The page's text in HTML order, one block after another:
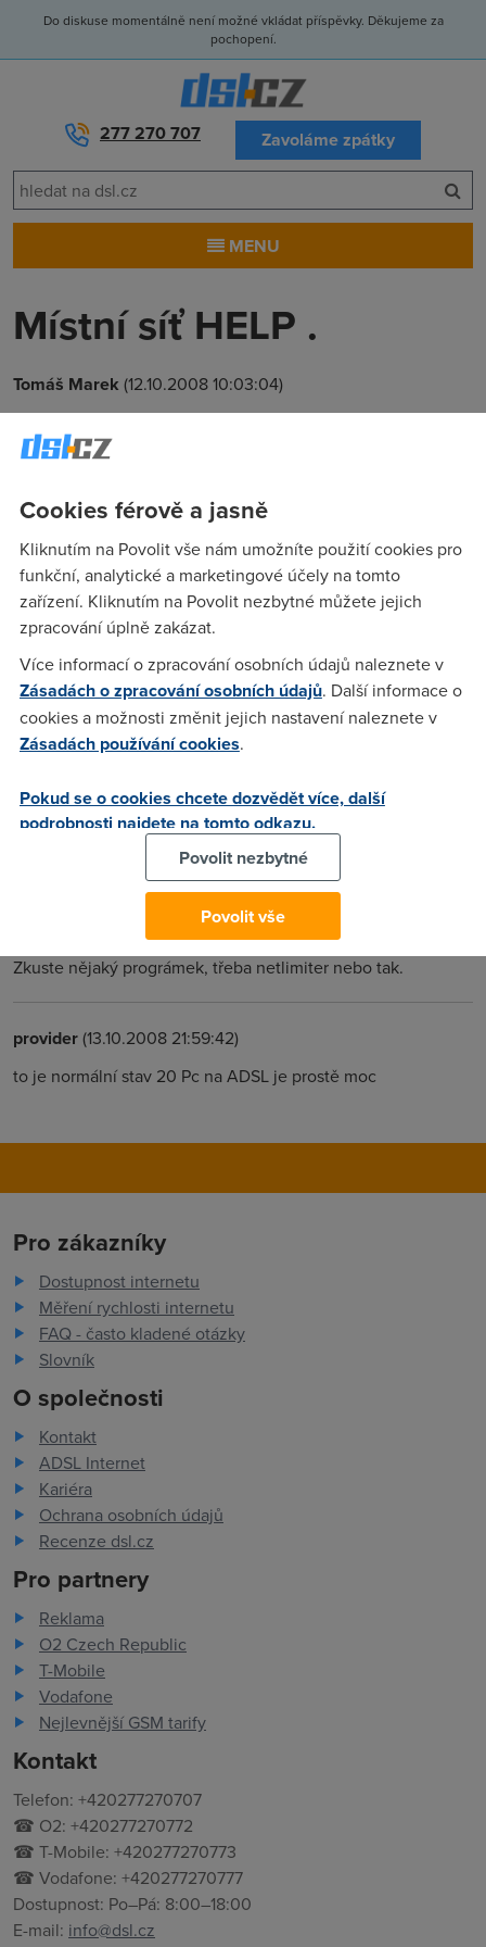
Do diskuse momentálně není možné vkládat příspěvky. Děkujeme za
pochopení.
277 270 707 Zavoláme zpátky
MENU
Místní síť HELP .
Tomáš Marek (12.10.2008 10:03:04)
zpusobem jde optiminimalizovat nebo ustalit pripojeni pro
PC , a kdyz chci hrat on-line hry tak mam docela problémy s
odezvou (pingem) děkuji za odpověď .
Tomáš Marek(12.10.2008 15:10:37)
Nargon(12.10.2008 17:35:23)
NE. Ty jako pouhy uzivatel site nemuzes nijak ovlivnit jeji
na siti nebo na ten centralni router, ktery rozdeluje ty 2MB
na 20pc. A to urcite nemas ani jedno. Takze s tim nic
neudelas. Jedine nehrat online hry.
Zkuste nějaký prográmek, třeba netlimiter nebo tak.
provider(13.10.2008 21:59:42)
to je normální stav 20 Pc na ADSL je prostě moc
Pro zákazníky
Dostupnost internetu
Měření rychlosti internetu
FAQ - často kladené otázky
Slovník
O společnosti
Kontakt
ADSL Internet
Kariéra
Ochrana osobních údajů
Recenze dsl.cz
Pro partnery
Reklama
O2 Czech Republic
T-Mobile
Vodafone
Nejlevnější GSM tarify
Kontakt
Telefon: +420277270707
☎ O2: +420277270772
☎ T-Mobile: +420277270773
☎ Vodafone: +420277270777
Dostupnost: Po–Pá: 8:00–18:00
E-mail: info@dsl.cz
Cookies férově a jasně
Kliknutím na Povolit vše nám umožníte použití cookies pro
funkční, analytické a marketingové účely na tomto
zařízení. Kliknutím na Povolit nezbytné můžete jejich
zpracování úplně zakázat.
Více informací o zpracování osobních údajů naleznete v
Zásadách o zpracování osobních údajů. Další informace o
cookies a možnosti změnit jejich nastavení naleznete v
Zásadách používání cookies.
Pokud se o cookies chcete dozvědět více, další
podrobnosti najdete na tomto odkazu.
Povolit nezbytné
Povolit vše